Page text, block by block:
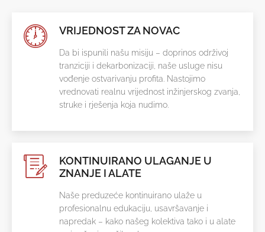
VRIJEDNOST ZA NOVAC
Da bi ispunili našu misiju – doprinos održivoj
tranziciji i dekarbonizaciji, naše usluge nisu
vođenje ostvarivanju profita. Nastojimo
vrednovati realnu vrijednost inžinjerskog zvanja,
struke i rješenja koja nudimo.
KONTINUIRANO ULAGANJE U
ZNANJE I ALATE
Naše preduzeće kontinuirano ulaže u
profesionalnu edukaciju, usavršavanje i
napredak – kako našeg kolektiva tako i u alate